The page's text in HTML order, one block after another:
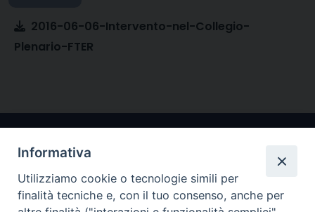
2016-06-06-Intervento-nel-Collegio-
Plenario-FTER
Informativa
Utilizziamo cookie o tecnologie simili per
finalità tecniche e, con il tuo consenso, anche per